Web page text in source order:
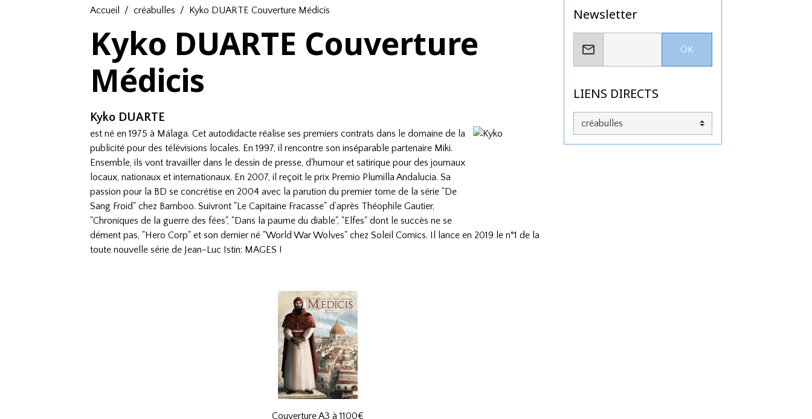
Accueil créabulles Kyko DUARTE Couverture Médicis
Kyko DUARTE Couverture
Médicis
Kyko DUARTE
est né en 1975 à Málaga. Cet autodidacte réalise ses premiers contrats dans le domaine de la
publicité pour des télévisions locales. En 1997, il rencontre son inséparable partenaire Miki.
Ensemble, ils vont travailler dans le dessin de presse, d'humour et satirique pour des journaux
locaux, nationaux et internationaux. En 2007, il reçoit le prix Premio Plumilla Andalucia. Sa
passion pour la BD se concrétise en 2004 avec la parution du premier tome de la série "De
Sang Froid" chez Bamboo. Suivront "Le Capitaine Fracasse" d’après Théophile Gautier,
"Chroniques de la guerre des fées", "Dans la paume du diable", "Elfes" dont le succès ne se
dément pas, "Hero Corp" et son dernier né "World War Wolves" chez Soleil Comics. Il lance en 2019 le n°1 de la
toute nouvelle série de Jean-Luc Istin: MAGES !
Couverture A3 à 1100€
Newsletter
OK
LIENS DIRECTS